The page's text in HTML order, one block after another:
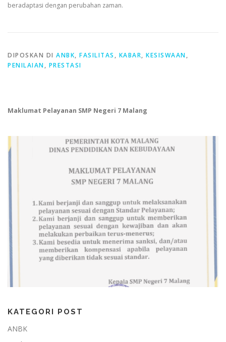
beradaptasi dengan perubahan zaman.
DIPOSKAN DI ANBK, FASILITAS , KABAR, KESISWAAN,
PENILAIAN, PRESTASI
Maklumat Pelayanan SMP Negeri 7 Malang
KATEGORI POST
ANBK